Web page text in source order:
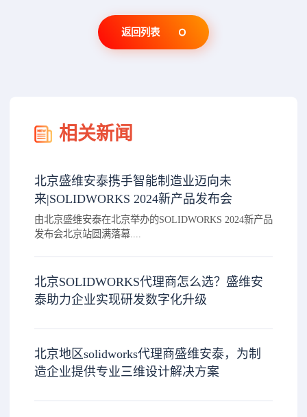
返回列表
相关新闻
北京盛维安泰携手智能制造业迈向未
来|SOLIDWORKS 2024新产品发布会
由北京盛维安泰在北京举办的SOLIDWORKS 2024新产品
发布会北京站圆满落幕....
北京SOLIDWORKS代理商怎么选？盛维安
泰助力企业实现研发数字化升级
北京地区solidworks代理商盛维安泰，为制
造企业提供专业三维设计解决方案